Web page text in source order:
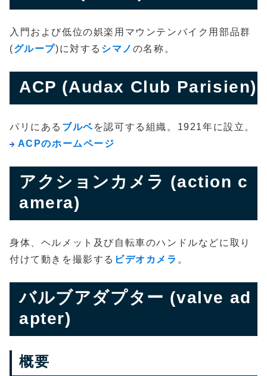
入門および低位の娯楽用マウンテンバイク用部品群
(グループ)に対する シマノ の名称。
ACP (Audax Club Parisien)
パリにある ブルベを認可する組織。1921年に設立。
ACPのホームページ
アクションカメラ (action c
amera)
身体、ヘルメット及び自転車のハンドルなどに取り
付けて動きを撮影する ビデオカメラ 。
バルブアダプター (valve ad
apter)
概要